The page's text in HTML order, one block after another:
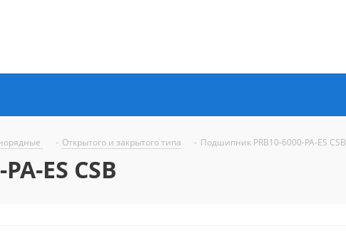
- Открытого и закрытого типа - Подшипник PRB10-6000-PA-ES CSB
ES CSB